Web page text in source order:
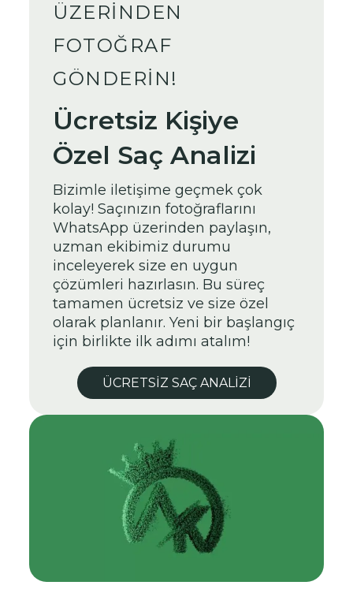
ÜZERINDEN
FOTOĞRAF
GÖNDERIN!
Ücretsiz Kişiye
Özel Saç Analizi
Bizimle iletişime geçmek çok
kolay! Saçınızın fotoğraflarını
WhatsApp üzerinden paylaşın,
uzman ekibimiz durumu
inceleyerek size en uygun
çözümleri hazırlasın. Bu süreç
tamamen ücretsiz ve size özel
olarak planlanır. Yeni bir başlangıç
için birlikte ilk adımı atalım!
ÜCRETSIZ SAÇ ANALIZI